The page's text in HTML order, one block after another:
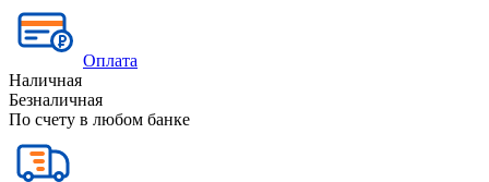
Оплата
Наличная
Безналичная
По счету в любом банке